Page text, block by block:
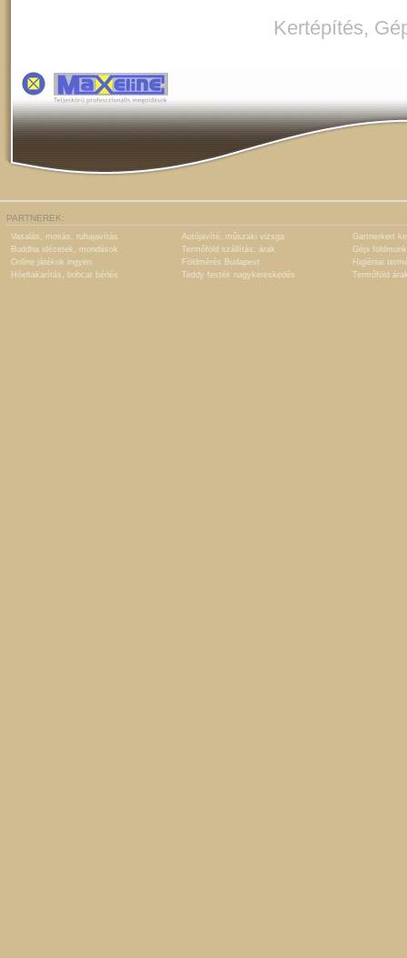
Kertépítés,
PARTNEREK:
Vasalás, mosás, ruhajavítás Autójavító, műszaki vizsga
Gartnerkert
Buddha idézetek, mondások
Termőföld szállítás, árak
Gépi
Online játékok ingyen
Földmérés Budapest
Higiéniai
Hóeltakarítás, bobcat bérlés
Teddy festék nagykereskedés Termőföld